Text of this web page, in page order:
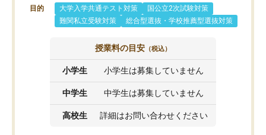
目的 大学入学共通テスト対策
国公立2次試験対策
難関私立受験対策
総合型選抜・学校推薦型選抜対策
授業料の目安 （税込）
小学生 小学生は募集していません
中学生 中学生は募集していません
高校生 詳細はお問い合わせください